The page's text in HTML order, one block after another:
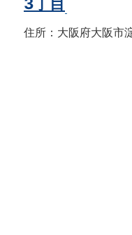
住所：大阪府大阪市